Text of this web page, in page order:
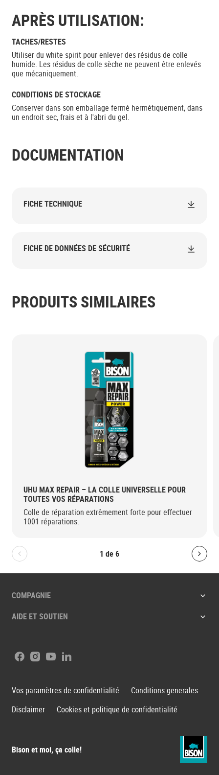
APRÈS UTILISATION:
TACHES/RESTES
Utiliser du white spirit pour enlever des résidus de colle
humide. Les résidus de colle sèche ne peuvent être enlevés
que mécaniquement.
CONDITIONS DE STOCKAGE
Conserver dans son emballage fermé hermétiquement, dans
un endroit sec, frais et à l'abri du gel.
DOCUMENTATION
FICHE TECHNIQUE
FICHE DE DONNÉES DE SÉCURITÉ
PRODUITS SIMILAIRES
1 de6
Bolton.General.PreviousSlide
UHU MAX REPAIR – LA COLLE UNIVERSELLE POUR
TOUTES VOS RÉPARATIONS
Colle de réparation extrêmement forte pour effectuer
1001 réparations.
COMPAGNIE
AIDE ET SOUTIEN
Bison et moi, ça colle!
Facebook
Instagram
YoutubeLinkedIn
Vos paramètres de confidentialité
Conditions generales
Disclaimer
Cookies et politique de confidentialité